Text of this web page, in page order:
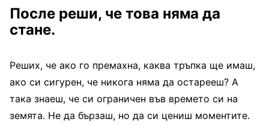
После реши, че това няма да
стане.
Реших, че ако го премахна, каква тръпка ще имаш,
ако си сигурен, че никога няма да остарееш? А
така знаеш, че си ограничен във времето си на
земята. Не да бързаш, но да си цениш моментите.